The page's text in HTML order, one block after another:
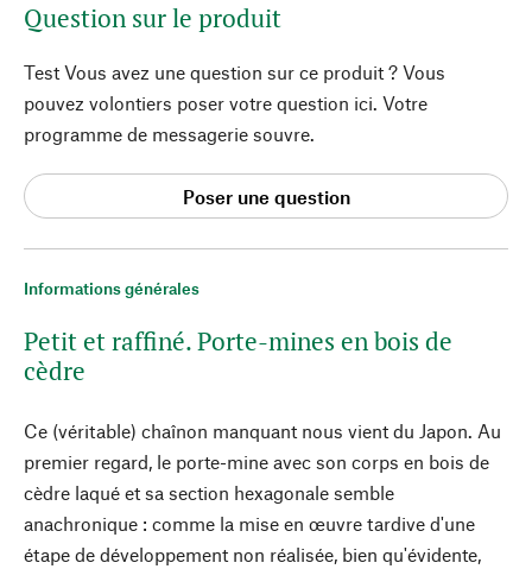
Informations générales
Petit et raffiné. Porte-mines en bois de
cèdre
Ce (véritable) chaînon manquant nous vient du Japon. Au
premier regard, le porte-mine avec son corps en bois de
cèdre laqué et sa section hexagonale semble
anachronique : comme la mise en œuvre tardive d'une
étape de développement non réalisée, bien qu'évidente,
Question sur le produit
Test Vous avez une question sur ce produit ? Vous
pouvez volontiers poser votre question ici. Votre
programme de messagerie souvre.
Poser une question